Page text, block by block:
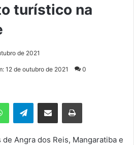
turístico na
de 2021
12 de outubro de 2021 0
Telegram
Angra dos Reis, Mangaratiba e